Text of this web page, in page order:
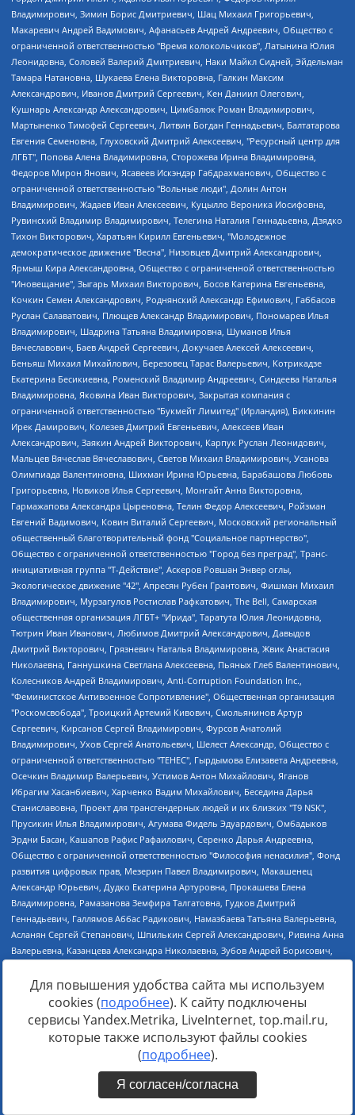
Для повышения удобства сайта мы используем
cookies (подробнее). К сайту подключены
сервисы Yandex.Metrika, LiveInternet, top.mail.ru,
которые также используют файлы cookies
(подробнее).
Я согласен/согласна